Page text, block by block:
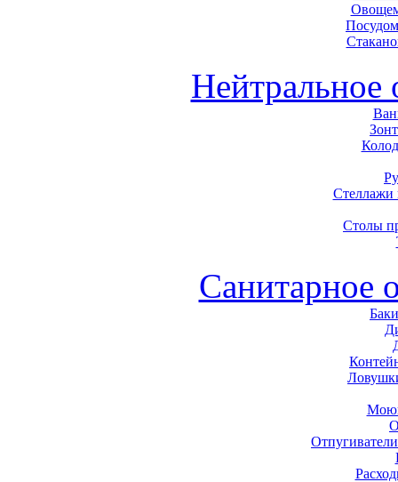
Нейтральное
Стеллажи
Столы
Санитарное